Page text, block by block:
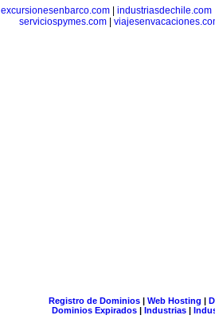
excursionesenbarco.com
industriasdechile.com
serviciospymes.com
Registro de Dominios| Web Hosting |
Dominios Expirados | Industrias |